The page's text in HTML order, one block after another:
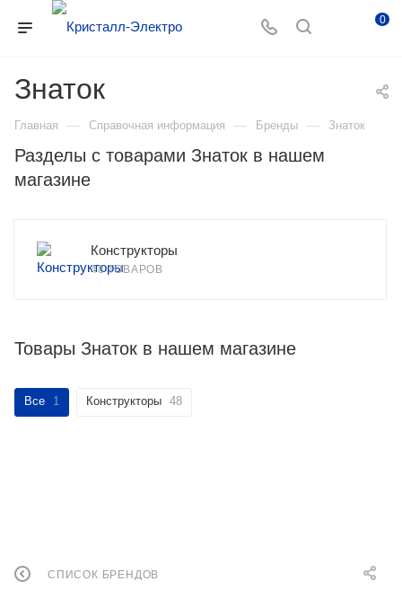
0
Знаток
Главная — Справочная информация — Бренды — Знаток
Разделы с товарами Знаток в нашем
магазине
Конструкторы
48 ТОВАРОВ
Товары Знаток в нашем магазине
Все 1 Конструкторы 48
СПИСОК БРЕНДОВ